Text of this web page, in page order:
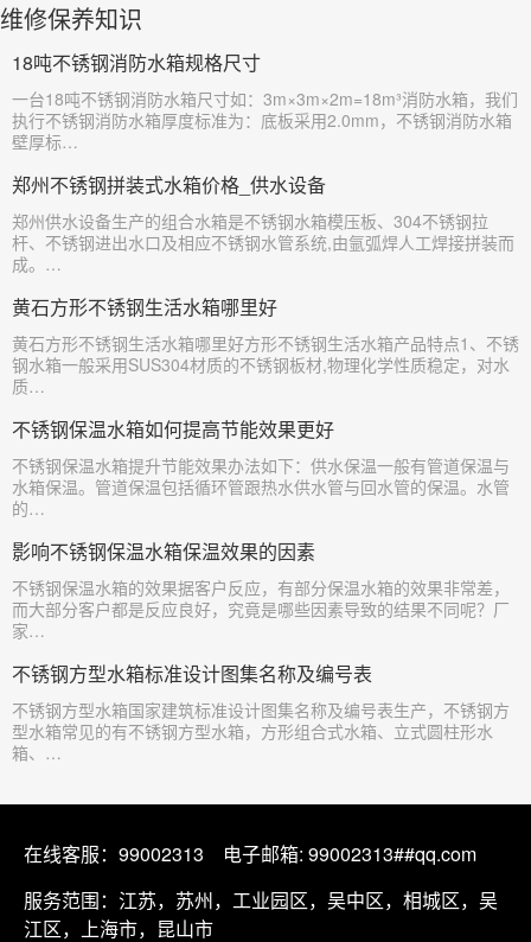
维修保养知识
18吨不锈钢消防水箱规格尺寸
​一台18吨不锈钢消防水箱尺寸如：3m×3m×2m=18m³消防水箱，我们
执行不锈钢消防水箱厚度标准为：底板采用2.0mm，不锈钢消防水箱
壁厚标…
郑州不锈钢拼装式水箱价格_供水设备
​郑州供水设备生产的组合水箱是不锈钢水箱模压板、304不锈钢拉
杆、不锈钢进出水口及相应不锈钢水管系统,由氩弧焊人工焊接拼装而
成。…
黄石方形不锈钢生活水箱哪里好
​黄石方形不锈钢生活水箱哪里好方形不锈钢生活水箱产品特点1、不锈
钢水箱一般采用SUS304材质的不锈钢板材,物理化学性质稳定，对水
质…
不锈钢保温水箱如何提高节能效果更好
​不锈钢保温水箱提升节能效果办法如下：供水保温一般有管道保温与
水箱保温。管道保温包括循环管跟热水供水管与回水管的保温。水管
的…
影响不锈钢保温水箱保温效果的因素
​不锈钢保温水箱的效果据客户反应，有部分保温水箱的效果非常差，
而大部分客户都是反应良好，究竟是哪些因素导致的结果不同呢？厂
家…
不锈钢方型水箱标准设计图集名称及编号表
​不锈钢方型水箱国家建筑标准设计图集名称及编号表生产，不锈钢方
型水箱常见的有不锈钢方型水箱，方形组合式水箱、立式圆柱形水
箱、…
在线客服： 99002313 电子邮箱: 99002313##qq.com
服务范围：江苏，苏州，工业园区，吴中区，相城区，吴
江区，上海市，昆山市